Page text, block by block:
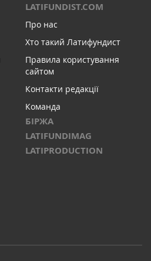
LATIFUNDIST.COM
Про нас
Хто такий Латифундист
Правила користування
сайтом
Контакти редакції
Команда
БІРЖА
LATIFUNDIMAG
LATIPRODUCTION